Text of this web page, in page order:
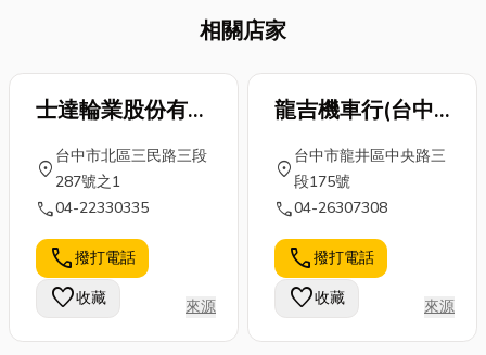
以幫助想去苗
栗的你規劃苗
除了聖誕狂舞
派對的介紹，
小編也會不藏
私分享苗栗特
色景點清單
了！這些私房
景點，肯定能
讓你避開人
社會和經濟造
成長期的影
響。在地震發
生後，房屋的
安全性成為人
們最關注的焦
點之一！建築
物可能會因地
種不同程度的
損壞，需要進
行修復和檢
查，以幫助人
動又有什麼
呢？今天小編
請假攻略，還
加碼介紹端午
節由來及端午
節禁忌，想了
解2026端午節
怎麼放假、去
哪裡參加端午
節活動...
相關店家
士達輪業股份有限
公司
location_on
台中市北區三民路三段
287號之1
call04-22330335
call撥打電話
favorite收藏 來源
龍吉機車行(台中
縣)
location_on
台中市龍井區中央路三
段175號
call04-26307308
call撥打電話
favorite收藏 來源